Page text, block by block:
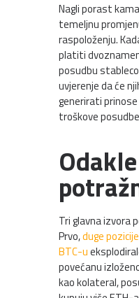
Nagli porast
temeljnu
raspoloženju.
platiti
posudbu
uvjerenje da će
generirati
troškove
Tri glavna izvora
Prvo,duge
BTC-u
povećanu
kao kolateral,